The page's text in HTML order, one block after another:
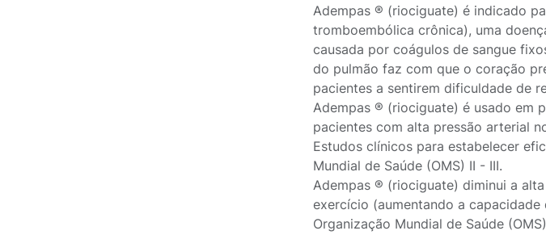
Adempas ® (riociguate) é indicado
tromboembólica crônica), uma
causada por coágulos de sangue
do pulmão faz com que o coração
pacientes a sentirem dificuldade de
Adempas ® (riociguate) é usado em
pacientes com alta pressão arterial
Estudos clínicos para estabelecer
Mundial de Saúde (OMS) II - III.
Adempas ® (riociguate) diminui a
exercício (aumentando a
Organização Mundial de Saúde